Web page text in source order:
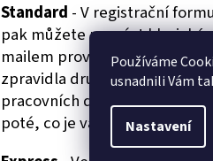
Používáme
usnadnili Vám
Nastavení
Standard - V registrační
pak můžete provést
mailem provizorní členský
zpravidla druhý den.
pracovních dnů poštou na
poté, co je vaše platba